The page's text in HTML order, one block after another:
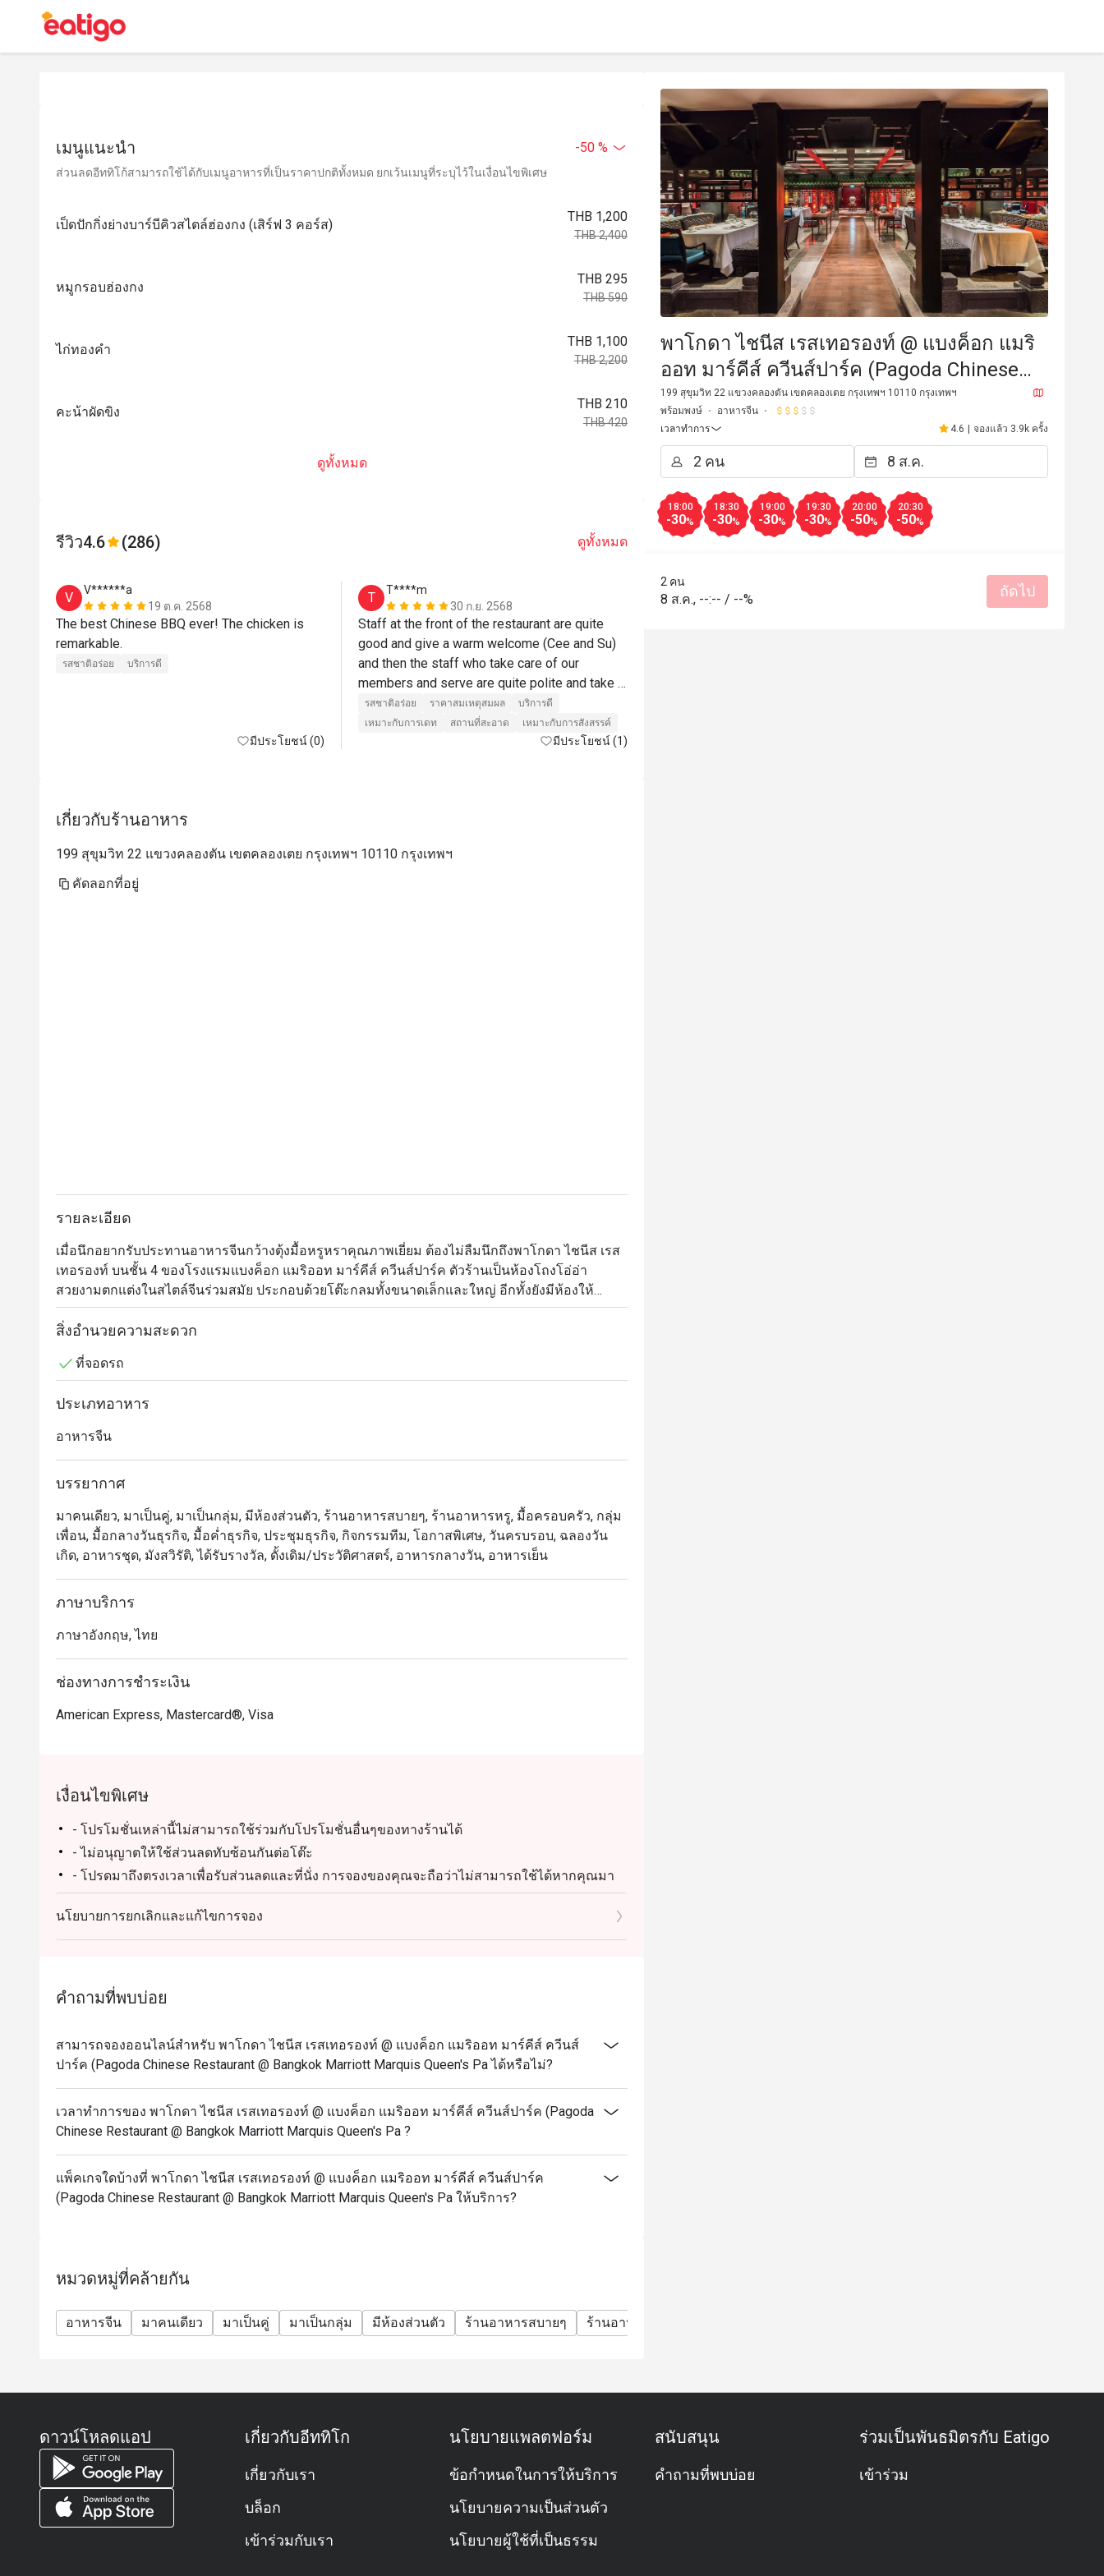
เมนูแนะนำ -50 %
ส่วนลดอีททิโก้สามารถใช้ได้กับเมนูอาหารที่เป็นราคาปกติทั้งหมด ยกเว้นเมนูที่ระบุไว้ในเงื่อนไขพิเศษ
เป็ดปักกิ่งย่างบาร์บีคิวสไตล์ฮ่องกง (เสิร์ฟ 3 คอร์ส)
THB 1,200
THB 2,400
หมูกรอบฮ่องกง
THB 295
THB 590
ไก่ทองคำ
THB 1,100
THB 2,200
คะน้าผัดขิง
THB 210
THB 420
ดูทั้งหมด
รีวิว4.6 (286) ดูทั้งหมด
V
V******a
19 ต.ค. 2568
The best Chinese BBQ ever! The chicken is
remarkable.
รสชาติอร่อย บริการดี
มีประโยชน์ (0)
T
T****m
30 ก.ย. 2568
Staff at the front of the restaurant are quite
good and give a warm welcome (Cee and Su)
and then the staff who take care of our
members and serve are quite polite and take
care well may be name Pom
รสชาติอร่อย ราคาสมเหตุสมผล
บริการดี
เหมาะกับการเดท
สถานที่สะอาด เหมาะกับการสังสรรค์
มีประโยชน์ (1)
C
K******p
เกี่ยวกับร้านอาหาร
199 สุขุมวิท 22 แขวงคลองตัน เขตคลองเตย กรุงเทพฯ 10110 กรุงเทพฯ
คัดลอกที่อยู่
รายละเอียด
เมื่อนึกอยากรับประทานอาหารจีนกว้างตุ้งมื้อหรูหราคุณภาพเยี่ยม ต้องไม่ลืมนึกถึงพาโกดา ไชนีส เรส
เทอรองท์ บนชั้น 4 ของโรงแรมแบงค็อก แมริออท มาร์คีส์ ควีนส์ปาร์ค ตัวร้านเป็นห้องโถงโอ่อ่า
สวยงามตกแต่งในสไตล์จีนร่วมสมัย ประกอบด้วยโต๊ะกลมทั้งขนาดเล็กและใหญ่ อีกทั้งยังมีห้องให้
บริการเพื่อความเป็นส่วนตัวด้วย และอย่างที่ทุกคนคาดหวัง เมนูของที่นี่ดูแลโดยทีมเชฟมาก
ประสบการณ์ชาวจีนและมีรายการอาหารจีนให้เลือกหลากหลายตั้งแต่ติ่มซำไปจนถึงเป็ดปักกิ่งและอีก
ซึ่งเป็นไก่ทั้งตัวหมักเครื่องเทศยัดไส้ในหมั่นโถวและนำไปอบจนสุกหอม แต่เมนูนี้สำหรับผู้ที่สั่งจองล่วง
สิ่งอำนวยความสะดวก
ที่จอดรถ
ประเภทอาหาร
อาหารจีน
บรรยากาศ
มาคนเดียว, มาเป็นคู่, มาเป็นกลุ่ม, มีห้องส่วนตัว, ร้านอาหารสบายๆ, ร้านอาหารหรู, มื้อครอบครัว, กลุ่ม
เพื่อน, มื้อกลางวันธุรกิจ, มื้อค่ำธุรกิจ, ประชุมธุรกิจ, กิจกรรมทีม, โอกาสพิเศษ, วันครบรอบ, ฉลองวัน
เกิด, อาหารชุด, มังสวิรัติ, ได้รับรางวัล, ดั้งเดิม/ประวัติศาสตร์, อาหารกลางวัน, อาหารเย็น
ภาษาบริการ
ภาษาอังกฤษ, ไทย
ช่องทางการชำระเงิน
American Express, Mastercard®, Visa
เงื่อนไขพิเศษ
- โปรโมชั่นเหล่านี้ไม่สามารถใช้ร่วมกับโปรโมชั่นอื่นๆของทางร้านได้
- ไม่อนุญาตให้ใช้ส่วนลดทับซ้อนกันต่อโต๊ะ
- โปรดมาถึงตรงเวลาเพื่อรับส่วนลดและที่นั่ง การจองของคุณจะถือว่าไม่สามารถใช้ได้หากคุณมา
ถึงก่อนเวลาหรือช้ากว่าเวลาที่จองไว้เกิน 15 นาที
วันจันทร์ – อาทิตย์
11:30 – 14:30 น. - อาหารกลางวัน
นโยบายการยกเลิกและแก้ไขการจอง
คำถามที่พบบ่อย
สามารถจองออนไลน์สำหรับ พาโกดา ไชนีส เรสเทอรองท์ @ แบงค็อก แมริออท มาร์คีส์ ควีนส์
ปาร์ค (Pagoda Chinese Restaurant @ Bangkok Marriott Marquis Queen's Pa ได้หรือไม่?
เวลาทำการของ พาโกดา ไชนีส เรสเทอรองท์ @ แบงค็อก แมริออท มาร์คีส์ ควีนส์ปาร์ค (Pagoda
Chinese Restaurant @ Bangkok Marriott Marquis Queen's Pa ?
แพ็คเกจใดบ้างที่ พาโกดา ไชนีส เรสเทอรองท์ @ แบงค็อก แมริออท มาร์คีส์ ควีนส์ปาร์ค
(Pagoda Chinese Restaurant @ Bangkok Marriott Marquis Queen's Pa ให้บริการ?
หมวดหมู่ที่คล้ายกัน
อาหารจีน มาคนเดียว มาเป็นคู่ มาเป็นกลุ่ม มีห้องส่วนตัว ร้านอาหารสบายๆ ร้านอาหารหรู
พาโกดา ไชนีส เรสเทอรองท์ @ แบงค็อก แมริ
ออท มาร์คีส์ ควีนส์ปาร์ค (Pagoda Chinese
Restaurant @ Bangkok Marriott Marquis
Queen's Pa
199 สุขุมวิท 22 แขวงคลองตัน เขตคลองเตย กรุงเทพฯ 10110 กรุงเทพฯ
พร้อมพงษ์
อาหารจีน
เวลาทำการ
4.6 | จองแล้ว 3.9k ครั้ง
18:00
-30%
18:30
-30%
19:00
-30%
19:30
-30%
20:00
-50%
20:30
-50%
2 คน
8 ส.ค., --:-- / --% ถัดไป
ดาวน์โหลดแอป เกี่ยวกับอีททิโก
เกี่ยวกับเรา
บล็อก
เข้าร่วมกับเรา
นโยบายแพลตฟอร์ม
ข้อกำหนดในการให้บริการ
นโยบายความเป็นส่วนตัว
นโยบายผู้ใช้ที่เป็นธรรม
สนับสนุน
คำถามที่พบบ่อย
ร่วมเป็นพันธมิตรกับ Eatigo
เข้าร่วม